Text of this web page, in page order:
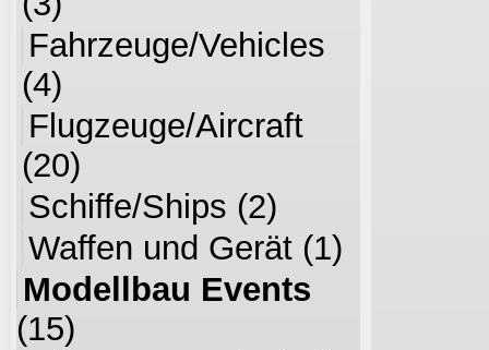
Fahrzeuge/Vehicles
(4)
Flugzeuge/Aircraft
(20)
Schiffe/Ships (2)
Waffen und Gerät (1)
Modellbau Events
(15)